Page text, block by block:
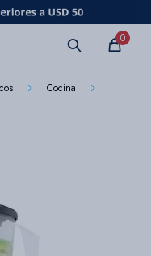
0
Cocina
MI CUENTA